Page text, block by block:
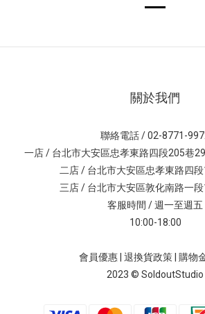
關於我們
聯絡電話 / 02-8771-
一店 / 台北市大安區忠孝東路四段205巷
二店 / 台北市大安區忠孝東路四
三店 / 台北市大安區敦化南路一
客服時間 / 週一至週五
10:00-18:00
會員優惠 退換貨政策
購物
2023 © SoldoutStudio